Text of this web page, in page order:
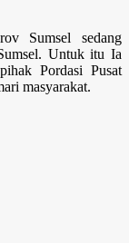
Sumsel sedang
Untuk itu Ia
Pordasi Pusat
masyarakat.